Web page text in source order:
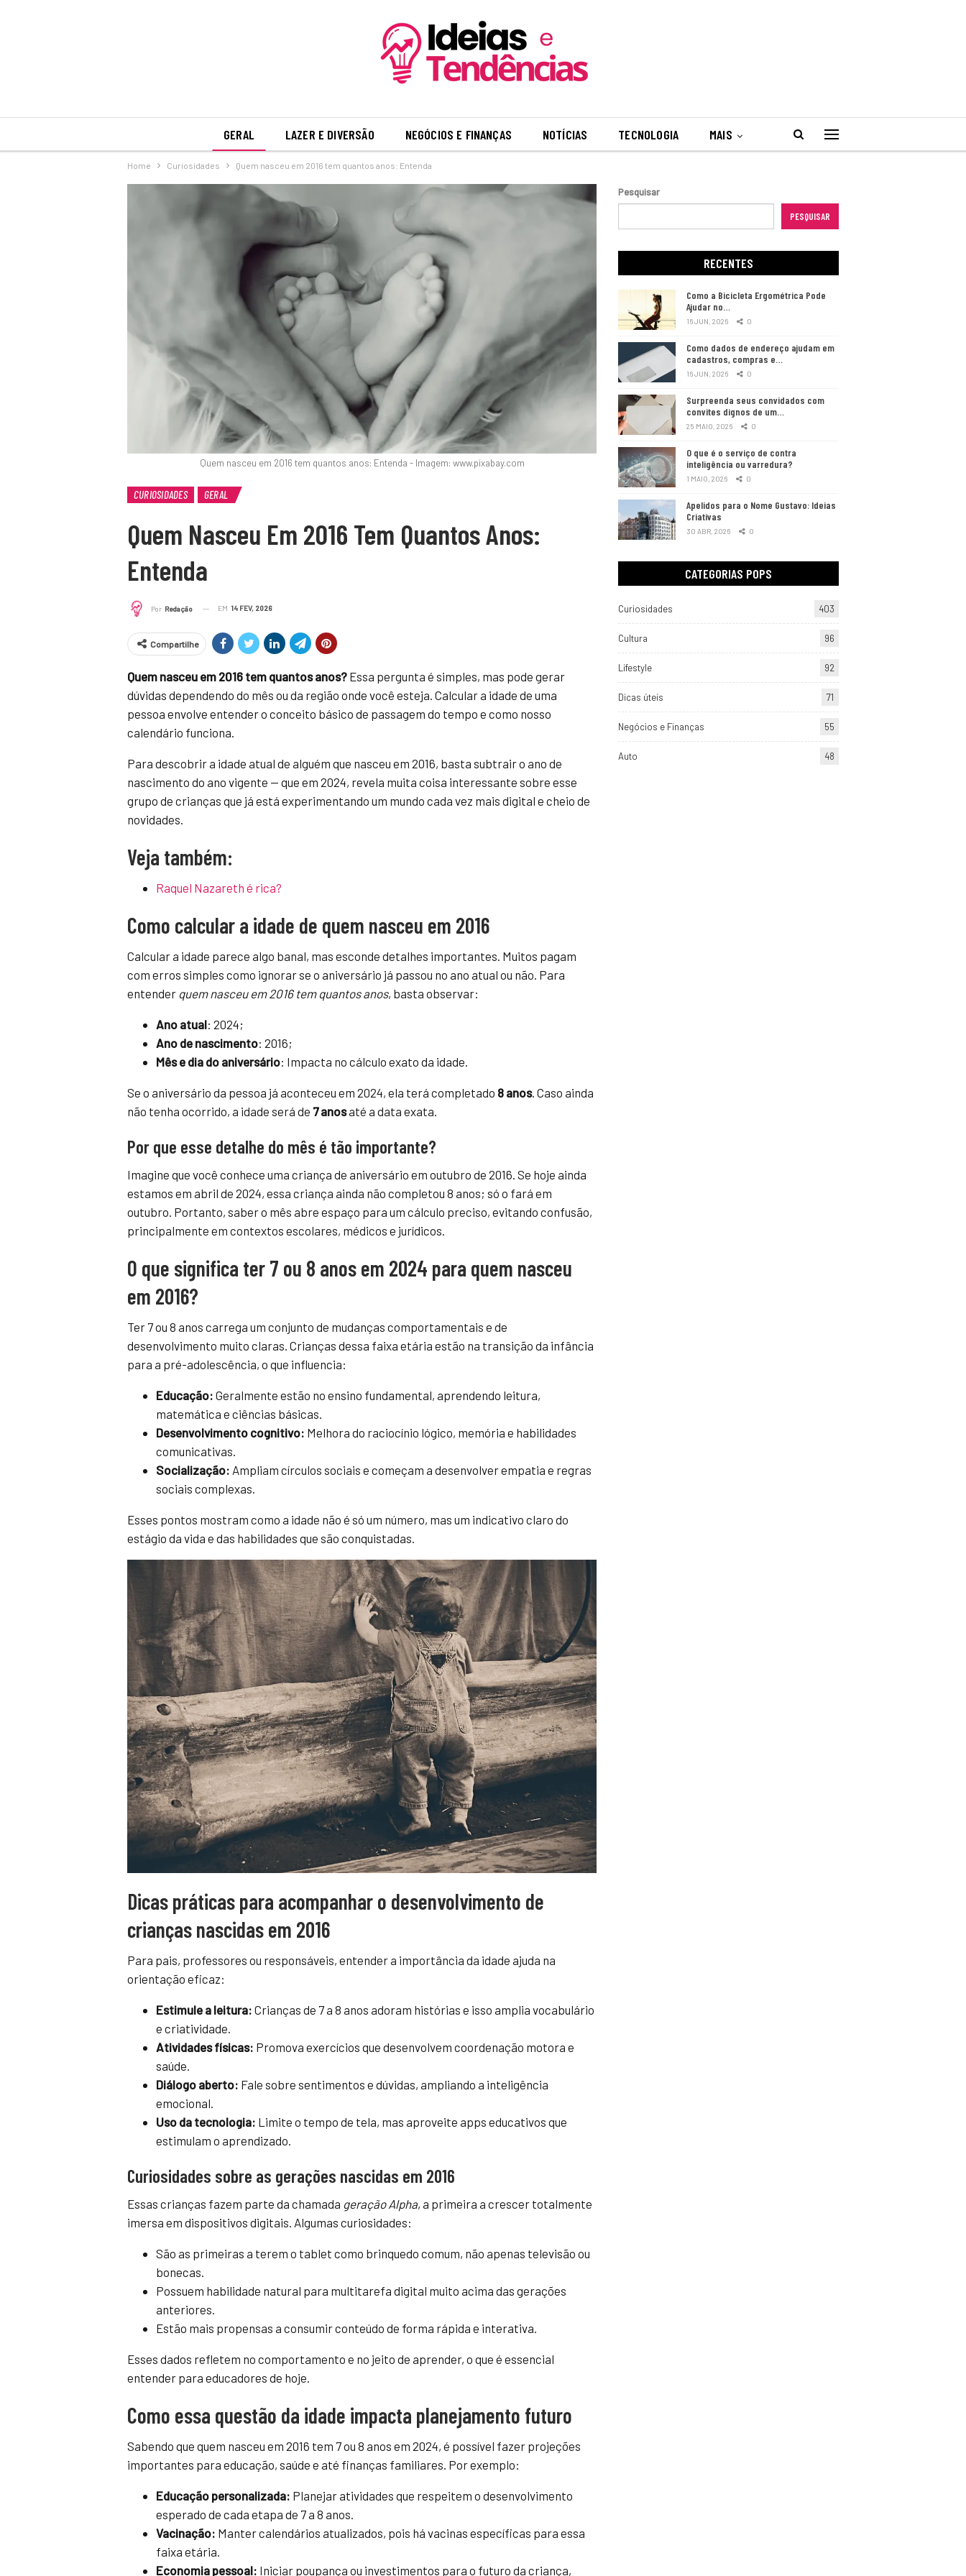
GERAL LAZER E DIVERSÃO NEGÓCIOS E FINANÇAS NOTÍCIAS TECNOLOGIA MAIS
Home Curiosidades Quem nasceu em 2016 tem quantos anos: Entenda
Quem nasceu em 2016 tem quantos anos: Entenda - Imagem: www.pixabay.com
CURIOSIDADES GERAL
Quem Nasceu Em 2016 Tem Quantos Anos:
Entenda
Por Redação EM 14 FEV, 2026
Compartilhe
Quem nasceu em 2016 tem quantos anos? Essa pergunta é simples, mas pode gerar
dúvidas dependendo do mês ou da região onde você esteja. Calcular a idade de uma
pessoa envolve entender o conceito básico de passagem do tempo e como nosso
calendário funciona.
Para descobrir a idade atual de alguém que nasceu em 2016, basta subtrair o ano de
nascimento do ano vigente — que em 2024, revela muita coisa interessante sobre esse
grupo de crianças que já está experimentando um mundo cada vez mais digital e cheio de
novidades.
Veja também:
Raquel Nazareth é rica?
Como calcular a idade de quem nasceu em 2016
Calcular a idade parece algo banal, mas esconde detalhes importantes. Muitos pagam
com erros simples como ignorar se o aniversário já passou no ano atual ou não. Para
entender quem nasceu em 2016 tem quantos anos, basta observar:
Ano atual: 2024;
Ano de nascimento: 2016;
Mês e dia do aniversário: Impacta no cálculo exato da idade.
Se o aniversário da pessoa já aconteceu em 2024, ela terá completado 8 anos. Caso ainda
não tenha ocorrido, a idade será de 7 anosaté a data exata.
Por que esse detalhe do mês é tão importante?
Imagine que você conhece uma criança de aniversário em outubro de 2016. Se hoje ainda
estamos em abril de 2024, essa criança ainda não completou 8 anos; só o fará em
outubro. Portanto, saber o mês abre espaço para um cálculo preciso, evitando confusão,
principalmente em contextos escolares, médicos e jurídicos.
O que significa ter 7 ou 8 anos em 2024 para quem nasceu
em 2016?
Ter 7 ou 8 anos carrega um conjunto de mudanças comportamentais e de
desenvolvimento muito claras. Crianças dessa faixa etária estão na transição da infância
para a pré-adolescência, o que influencia:
Educação: Geralmente estão no ensino fundamental, aprendendo leitura,
matemática e ciências básicas.
Desenvolvimento cognitivo: Melhora do raciocínio lógico, memória e habilidades
comunicativas.
Socialização: Ampliam círculos sociais e começam a desenvolver empatia e regras
sociais complexas.
Esses pontos mostram como a idade não é só um número, mas um indicativo claro do
estágio da vida e das habilidades que são conquistadas.
Dicas práticas para acompanhar o desenvolvimento de
crianças nascidas em 2016
Para pais, professores ou responsáveis, entender a importância da idade ajuda na
orientação eficaz:
Estimule a leitura: Crianças de 7 a 8 anos adoram histórias e isso amplia vocabulário
e criatividade.
Atividades físicas: Promova exercícios que desenvolvem coordenação motora e
saúde.
Diálogo aberto: Fale sobre sentimentos e dúvidas, ampliando a inteligência
emocional.
Uso da tecnologia: Limite o tempo de tela, mas aproveite apps educativos que
estimulam o aprendizado.
Curiosidades sobre as gerações nascidas em 2016
Essas crianças fazem parte da chamada geração Alpha, a primeira a crescer totalmente
imersa em dispositivos digitais. Algumas curiosidades:
São as primeiras a terem o tablet como brinquedo comum, não apenas televisão ou
bonecas.
Possuem habilidade natural para multitarefa digital muito acima das gerações
anteriores.
Estão mais propensas a consumir conteúdo de forma rápida e interativa.
Esses dados refletem no comportamento e no jeito de aprender, o que é essencial
entender para educadores de hoje.
Como essa questão da idade impacta planejamento futuro
Sabendo que quem nasceu em 2016 tem 7 ou 8 anos em 2024, é possível fazer projeções
importantes para educação, saúde e até finanças familiares. Por exemplo:
Educação personalizada: Planejar atividades que respeitem o desenvolvimento
esperado de cada etapa de 7 a 8 anos.
Vacinação: Manter calendários atualizados, pois há vacinas específicas para essa
faixa etária.
Economia pessoal: Iniciar poupança ou investimentos para o futuro da criança,
Pesquisar
PESQUISAR
RECENTES
Como a Bicicleta Ergométrica Pode
Ajudar no…
16 JUN, 2026 0
Como dados de endereço ajudam em
cadastros, compras e…
16 JUN, 2026 0
Surpreenda seus convidados com
convites dignos de um…
25 MAIO, 2026 0
O que é o serviço de contra
inteligência ou varredura?
1 MAIO, 2026 0
Apelidos para o Nome Gustavo: Ideias
Criativas
30 ABR, 2026 0
CATEGORIAS POPS
Curiosidades 403
Cultura 96
Lifestyle 92
Dicas úteis 71
Negócios e Finanças 55
Auto 48